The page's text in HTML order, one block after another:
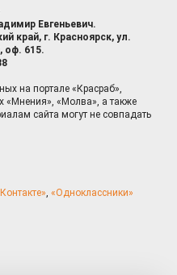
Евгеньевич.
край, г. Красноярск, ул.
оф. 615.
на портале «Красраб»,
«Мнения», «Молва», а также
сайта могут не совпадать
, «Одноклассники»